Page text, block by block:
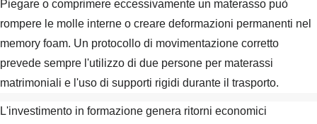
Piegare o comprimere eccessivamente un materasso può
rompere le molle interne o creare deformazioni permanenti nel
memory foam. Un protocollo di movimentazione corretto
prevede sempre l'utilizzo di due persone per materassi
matrimoniali e l'uso di supporti rigidi durante il trasporto.
L'investimento in formazione genera ritorni economici